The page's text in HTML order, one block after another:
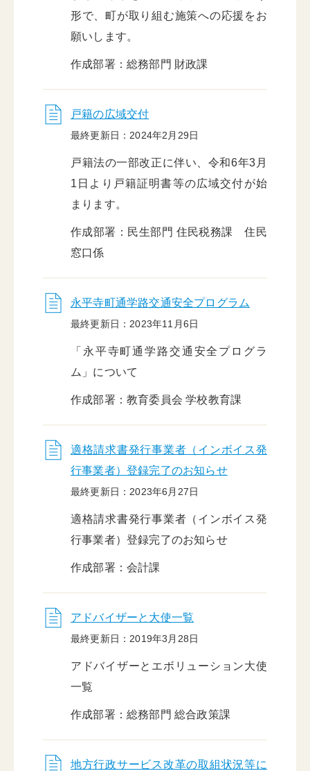
形で、町が取り組む施策への応援をお
願いします。
作成部署：総務部門 財政課
戸籍の広域交付
最終更新日：2024年2月29日
戸籍法の一部改正に伴い、令和6年3月
1日より戸籍証明書等の広域交付が始
まります。
作成部署：民生部門 住民税務課 住民
窓口係
永平寺町通学路交通安全プログラム
最終更新日：2023年11月6日
「永平寺町通学路交通安全プログラ
ム」について
作成部署：教育委員会 学校教育課
適格請求書発行事業者（インボイス発
行事業者）登録完了のお知らせ
最終更新日：2023年6月27日
適格請求書発行事業者（インボイス発
行事業者）登録完了のお知らせ
作成部署：会計課
アドバイザーと大使一覧
最終更新日：2019年3月28日
アドバイザーとエボリューション大使
一覧
作成部署：総務部門 総合政策課
地方行政サービス改革の取組状況等に